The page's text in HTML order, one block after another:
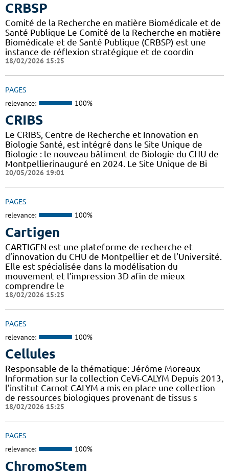
CRBSP
Comité de la Recherche en matière Biomédicale et de
Santé Publique Le Comité de la Recherche en matière
Biomédicale et de Santé Publique (CRBSP) est une
instance de réflexion stratégique et de coordin
18/02/2026 15:25
PAGES
relevance: 100%
CRIBS
Le CRIBS, Centre de Recherche et Innovation en
Biologie Santé, est intégré dans le Site Unique de
Biologie : le nouveau bâtiment de Biologie du CHU de
Montpellierinauguré en 2024. Le Site Unique de Bi
20/05/2026 19:01
PAGES
relevance: 100%
Cartigen
CARTIGEN est une plateforme de recherche et
d’innovation du CHU de Montpellier et de l’Université.
Elle est spécialisée dans la modélisation du
mouvement et l’impression 3D afin de mieux
comprendre le
18/02/2026 15:25
PAGES
relevance: 100%
Cellules
Responsable de la thématique: Jérôme Moreaux
Information sur la collection CeVi-CALYM Depuis 2013,
l’institut Carnot CALYM a mis en place une collection
de ressources biologiques provenant de tissus s
18/02/2026 15:25
PAGES
relevance: 100%
ChromoStem